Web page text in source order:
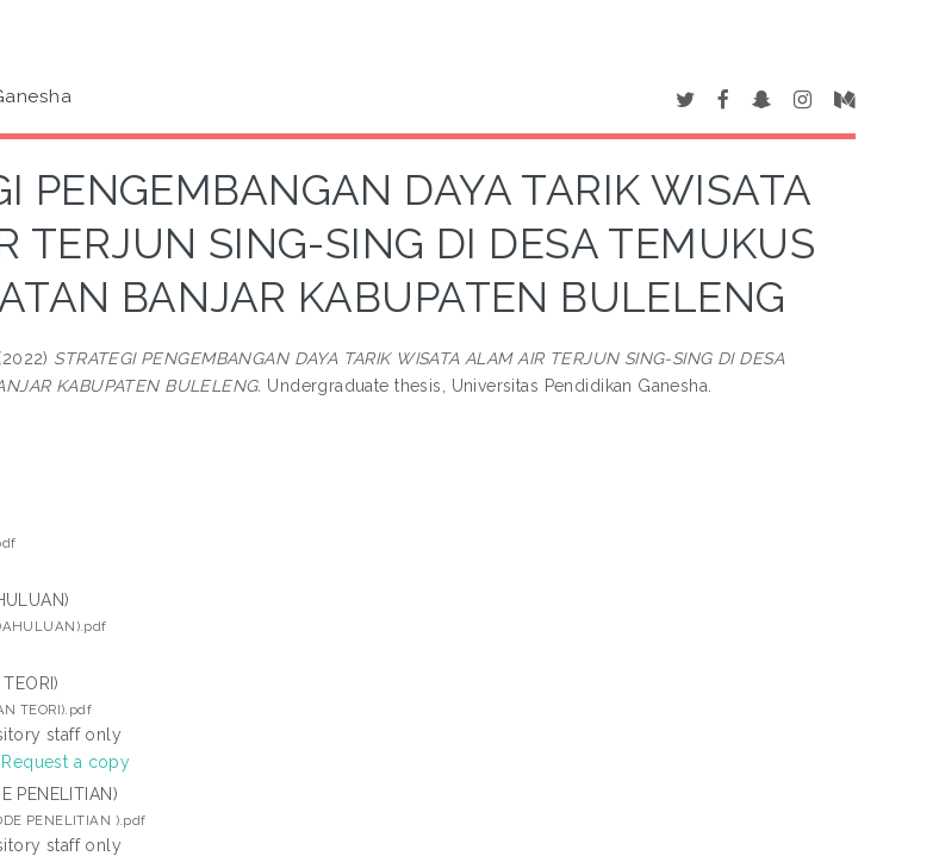
PENGEMBANGAN DAYA TARIK WISATA
TERJUN SING-SING DI DESA TEMUKUS
BANJAR KABUPATEN BULELENG
STRATEGI PENGEMBANGAN DAYA TARIK WISATA ALAM AIR TERJUN SING-SING DI DESA
KABUPATEN BULELENG. Undergraduate thesis, Universitas Pendidikan Ganesha.
TEORI).pdf
staff only
Request a copy
PENELITIAN)
PENELITIAN ).pdf
staff only